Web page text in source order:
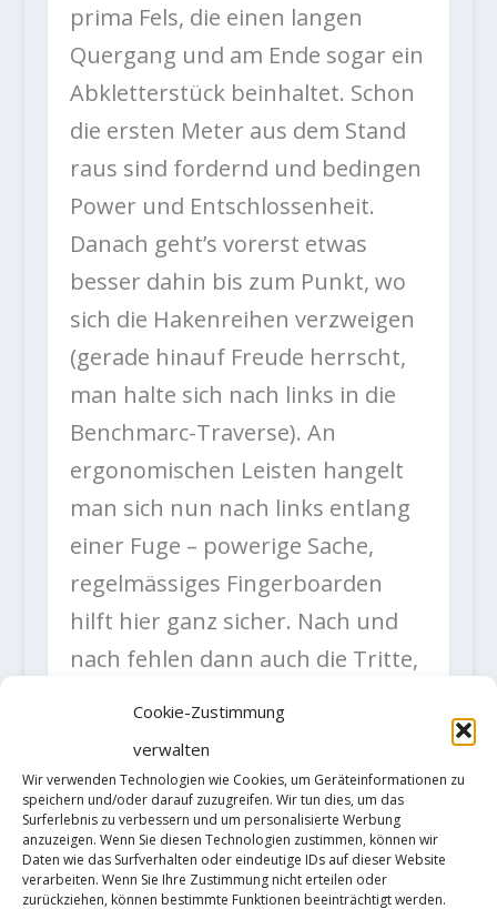
Cookie-Zustimmung
verwalten
Wir verwenden Technologien wie Cookies, um Geräteinformationen zu
speichern und/oder darauf zuzugreifen. Wir tun dies, um das
Surferlebnis zu verbessern und um personalisierte Werbung
anzuzeigen. Wenn Sie diesen Technologien zustimmen, können wir
Daten wie das Surfverhalten oder eindeutige IDs auf dieser Website
verarbeiten. Wenn Sie Ihre Zustimmung nicht erteilen oder
zurückziehen, können bestimmte Funktionen beeinträchtigt werden.
prima Fels, die einen langen
Quergang und am Ende sogar ein
Abkletterstück beinhaltet. Schon
die ersten Meter aus dem Stand
raus sind fordernd und bedingen
Power und Entschlossenheit.
Danach geht’s vorerst etwas
besser dahin bis zum Punkt, wo
sich die Hakenreihen verzweigen
(gerade hinauf Freude herrscht,
man halte sich nach links in die
Benchmarc-Traverse). An
ergonomischen Leisten hangelt
man sich nun nach links entlang
einer Fuge – powerige Sache,
regelmässiges Fingerboarden
hilft hier ganz sicher. Nach und
nach fehlen dann auch die Tritte,
weiterer kniffliger Abschnitt folgt
nach dem Abzweig der
Benchmarc, wo man einige kleine
Griffe zu bedienen hat und